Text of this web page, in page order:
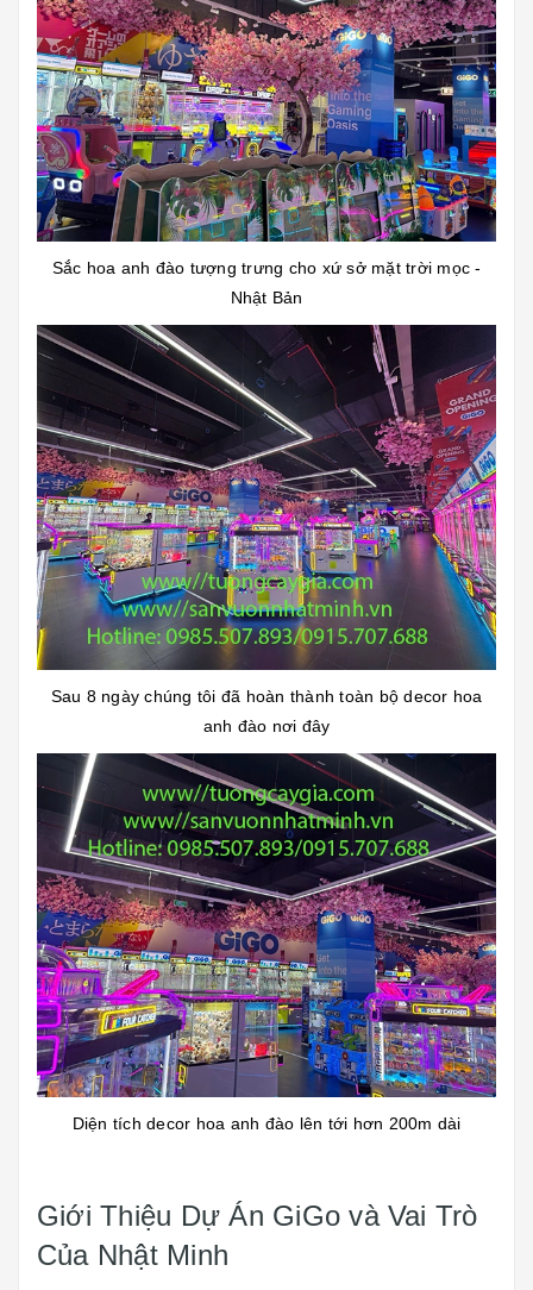
Sắc hoa anh đào tượng trưng cho xứ sở mặt trời mọc -
Nhật Bản
Sau 8 ngày chúng tôi đã hoàn thành toàn bộ decor hoa
anh đào nơi đây
Diện tích decor hoa anh đào lên tới hơn 200m dài
Giới Thiệu Dự Án GiGo và Vai Trò
Của Nhật Minh